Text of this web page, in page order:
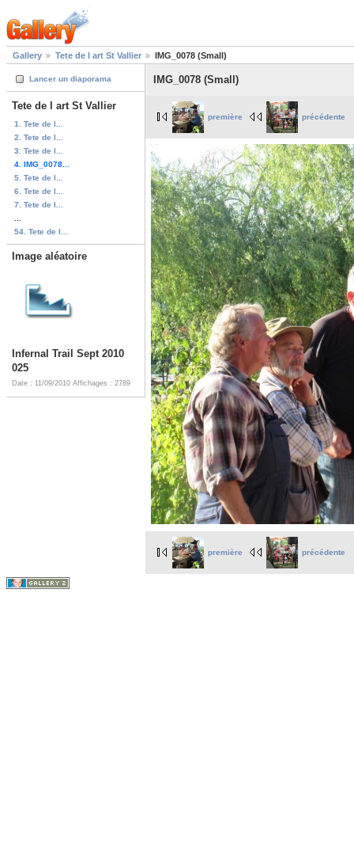
Gallery Tete de l art St Vallier IMG_0078 (Small)
Lancer un diaporama
Tete de l art St Vallier
1. Tete de l...
2. Tete de l...
3. Tete de l...
4. IMG_0078...
5. Tete de l...
6. Tete de l...
7. Tete de l...
54. Tete de l...
Image aléatoire
Infernal Trail Sept 2010
025
Date : 11/09/2010 Affichages : 2789
IMG_0078 (Small)
première précédente
première précédente